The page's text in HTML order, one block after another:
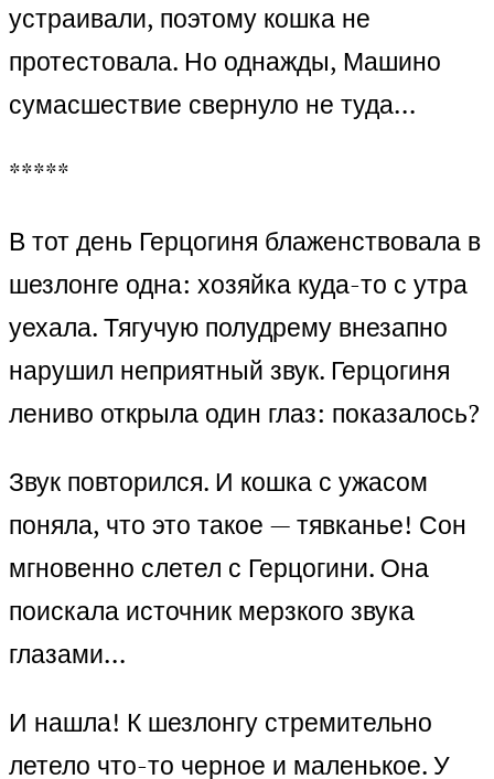
устраивали, поэтому кошка не
протестовала. Но однажды, Машино
сумасшествие свернуло не туда…
*****
В тот день Герцогиня блаженствовала в
шезлонге одна: хозяйка куда-то с утра
уехала. Тягучую полудрему внезапно
нарушил неприятный звук. Герцогиня
лениво открыла один глаз: показалось?
Звук повторился. И кошка с ужасом
поняла, что это такое — тявканье! Сон
мгновенно слетел с Герцогини. Она
поискала источник мерзкого звука
глазами…
И нашла! К шезлонгу стремительно
летело что-то черное и маленькое. У